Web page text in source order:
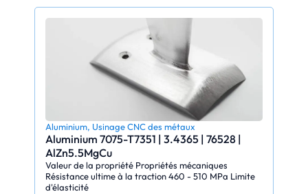
Aluminium, Usinage CNC des métaux
Aluminium 7075-T7351 | 3.4365 | 76528 |
AlZn5.5MgCu
Valeur de la propriété Propriétés mécaniques
Résistance ultime à la traction 460 - 510 MPa Limite
d'élasticité